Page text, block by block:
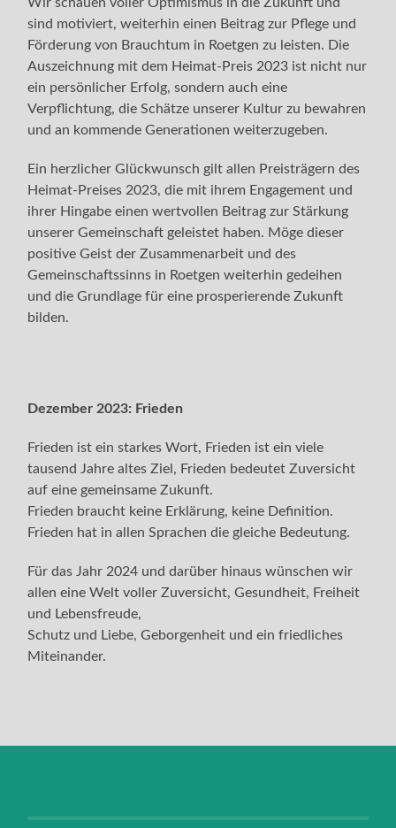
sind motiviert, weiterhin einen Beitrag zur Pflege und
Förderung von Brauchtum in Roetgen zu leisten. Die
Auszeichnung mit dem Heimat-Preis 2023 ist nicht nur
ein persönlicher Erfolg, sondern auch eine
Verpflichtung, die Schätze unserer Kultur zu bewahren
und an kommende Generationen weiterzugeben.
Ein herzlicher Glückwunsch gilt allen Preisträgern des
Heimat-Preises 2023, die mit ihrem Engagement und
ihrer Hingabe einen wertvollen Beitrag zur Stärkung
unserer Gemeinschaft geleistet haben. Möge dieser
positive Geist der Zusammenarbeit und des
Gemeinschaftssinns in Roetgen weiterhin gedeihen
und die Grundlage für eine prosperierende Zukunft
bilden.
Dezember 2023: Frieden
Frieden ist ein starkes Wort, Frieden ist ein viele
tausend Jahre altes Ziel, Frieden bedeutet Zuversicht
auf eine gemeinsame Zukunft.
Frieden braucht keine Erklärung, keine Definition.
Frieden hat in allen Sprachen die gleiche Bedeutung.
Für das Jahr 2024 und darüber hinaus wünschen wir
allen eine Welt voller Zuversicht, Gesundheit, Freiheit
und Lebensfreude,
Schutz und Liebe, Geborgenheit und ein friedliches
Miteinander.